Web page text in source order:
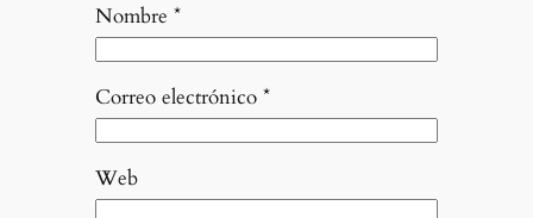
Nombre *
Correo electrónico *
Web